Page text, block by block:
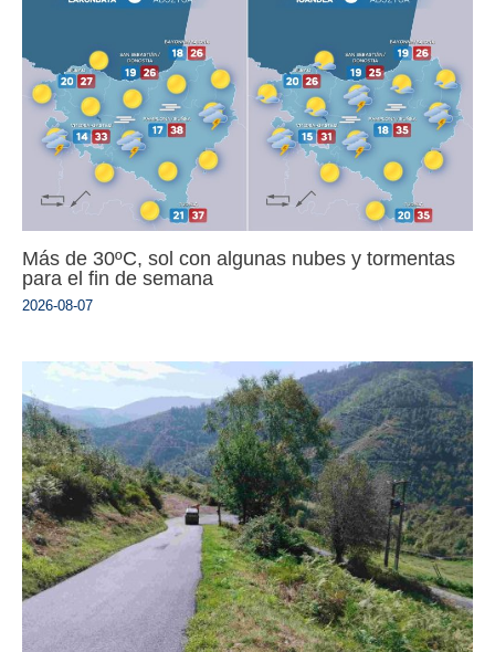
Más de 30ºC, sol con algunas nubes y tormentas
para el fin de semana
2026-08-07